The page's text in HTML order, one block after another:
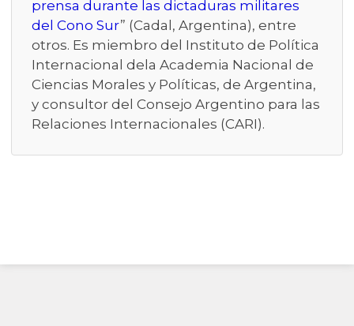
prensa durante las dictaduras militares
del Cono Sur” (Cadal, Argentina), entre
otros. Es miembro del Instituto de Política
Internacional dela Academia Nacional de
Ciencias Morales y Políticas, de Argentina,
y consultor del Consejo Argentino para las
Relaciones Internacionales (CARI).